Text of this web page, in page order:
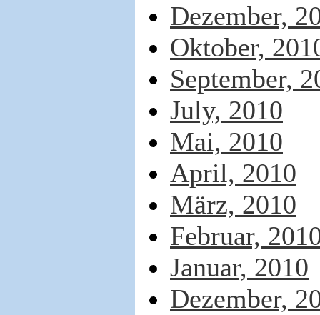
Dezember,
Oktober,
September,
July, 2010
Mai, 2010
April, 2010
März, 2010
Februar,
Januar, 2010
Dezember,